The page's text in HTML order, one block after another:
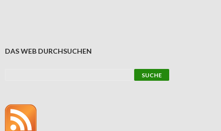
DAS WEB DURCHSUCHEN